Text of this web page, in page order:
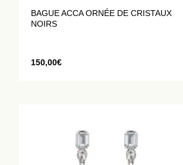
BAGUE ACCA ORNÉE DE CRISTAUX
NOIRS
150,00€